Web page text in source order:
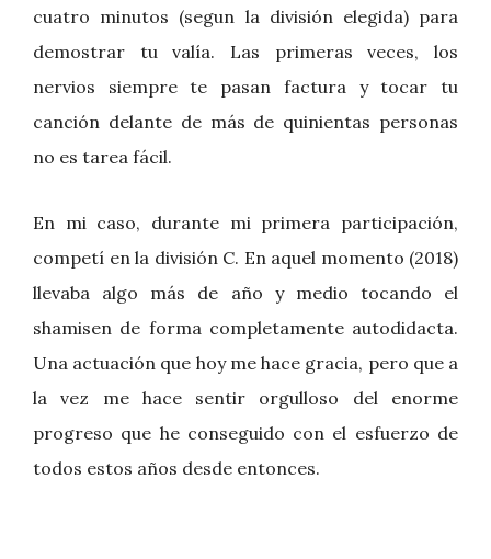
cuatro minutos (segun la división elegida) para
demostrar tu valía. Las primeras veces, los
nervios siempre te pasan factura y tocar tu
canción delante de más de quinientas personas
no es tarea fácil.
En mi caso, durante mi primera participación,
competí en la división C. En aquel momento (2018)
llevaba algo más de año y medio tocando el
shamisen de forma completamente autodidacta.
Una actuación que hoy me hace gracia, pero que a
la vez me hace sentir orgulloso del enorme
progreso que he conseguido con el esfuerzo de
todos estos años desde entonces.